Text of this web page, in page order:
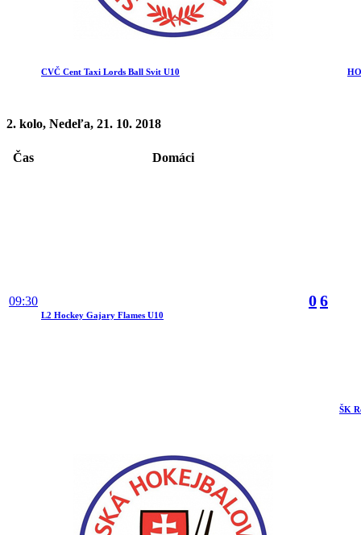
CVČ Cent Taxi Lords Ball Svit U10
2. kolo, Nedeľa, 21. 10. 2018
Čas Domáci
09:30
L2 Hockey Gajary Flames U10
06
ŠK